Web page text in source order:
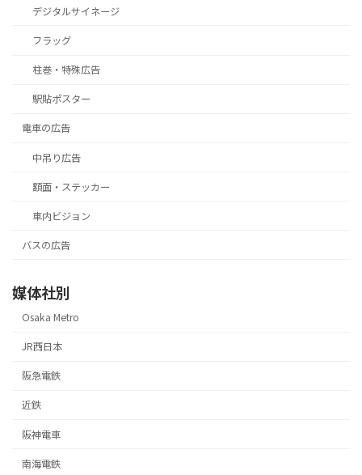
デジタルサイネージ
フラッグ
柱巻・特殊広告
駅貼ポスター
電車の広告
中吊り広告
額面・ステッカー
車内ビジョン
バスの広告
媒体社別
Osaka Metro
JR西日本
阪急電鉄
近鉄
阪神電車
南海電鉄